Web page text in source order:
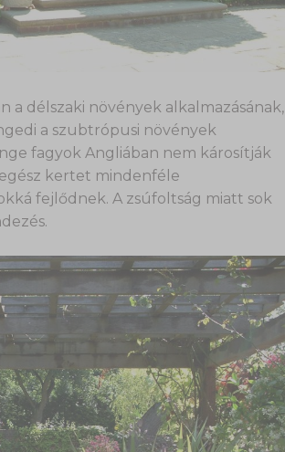
a délszaki növények alkalmazásának,
a szubtrópusi növények
fagyok Angliában nem károsítják
kertet mindenféle
fejlődnek. A zsúfoltság miatt sok